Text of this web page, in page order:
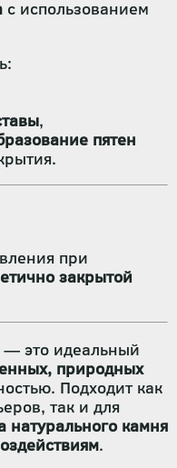
с использованием
,
пятен
при
закрытой
— это идеальный
природных
Подходит как
так и для
натурального камня
.